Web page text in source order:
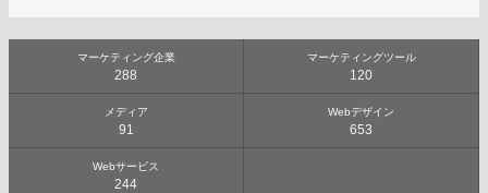
マーケティング企業
288
マーケティングツール
120
メディア
91
Webデザイン
653
Webサービス
244